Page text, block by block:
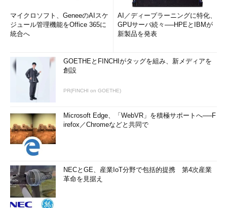
マイクロソフト、GeneeのAIスケ
ジュール管理機能をOffice 365に
統合へ
AI／ディープラーニングに特化、
GPUサーバ続々──HPEとIBMが
新製品を発表
GOETHEとFINCHIがタッグを組み、新メディアを
創設
PR(FINCHI on GOETHE)
Microsoft Edge、「WebVR」を積極サポートへ──F
irefox／Chromeなどと共同で
NECとGE、産業IoT分野で包括的提携 第4次産業
革命を見据え